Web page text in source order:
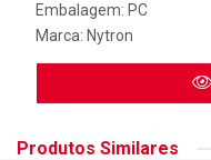
Embalagem: PC
Marca: Nytron
Produtos Similares